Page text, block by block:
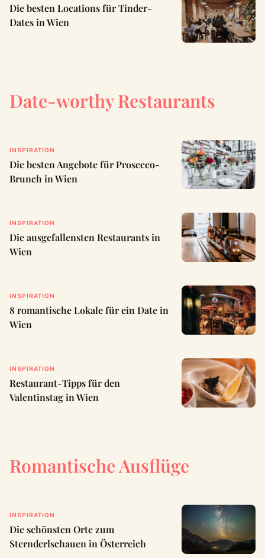
Die besten Locations für Tinder-
Dates in Wien
Date-worthy Restaurants
INSPIRATION
Die besten Angebote für Prosecco-
Brunch in Wien
INSPIRATION
Die ausgefallensten Restaurants in
Wien
INSPIRATION
8 romantische Lokale für ein Date in
Wien
INSPIRATION
Restaurant-Tipps für den
Valentinstag in Wien
Romantische Ausflüge
INSPIRATION
Die schönsten Orte zum
Sternderlschauen in Österreich